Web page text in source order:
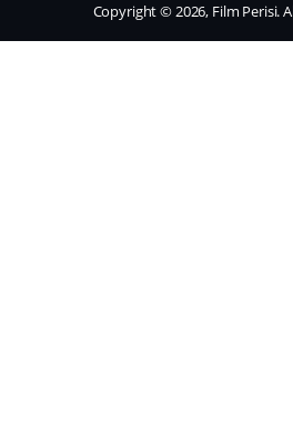
Copyright © 2026, Film Perisi.